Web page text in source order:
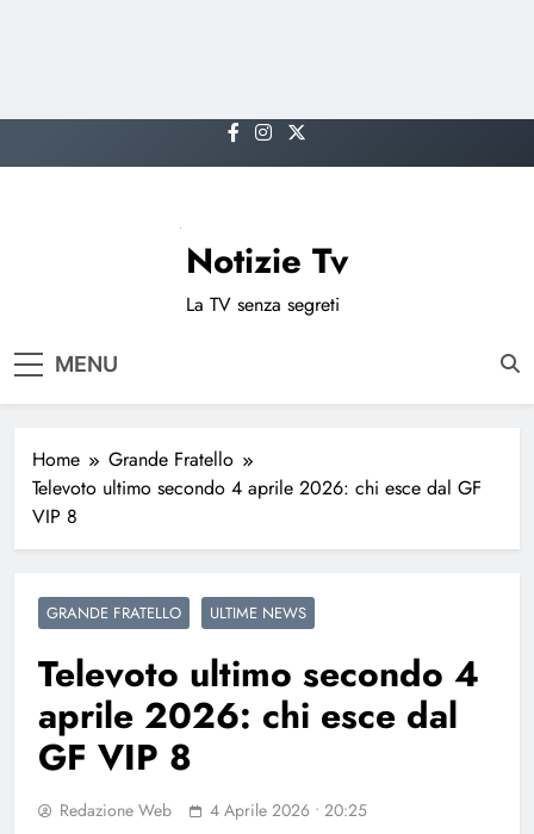
to
Notizie Tv
La TV senza segreti
MENU
Home
Grande Fratello
Televoto ultimo secondo 4 aprile 2026: chi esce dal GF
VIP 8
GRANDE FRATELLO ULTIME NEWS
Televoto ultimo secondo 4
aprile 2026: chi esce dal
GF VIP 8
Redazione Web 4 Aprile 2026 • 20:25